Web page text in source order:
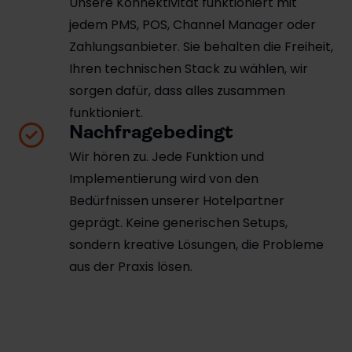
jedem PMS, POS, Channel Manager oder
Zahlungsanbieter. Sie behalten die Freiheit,
Ihren technischen Stack zu wählen, wir
sorgen dafür, dass alles zusammen
funktioniert.
Nachfragebedingt
Wir hören zu. Jede Funktion und
Implementierung wird von den
Bedürfnissen unserer Hotelpartner
geprägt. Keine generischen Setups,
sondern kreative Lösungen, die Probleme
aus der Praxis lösen.